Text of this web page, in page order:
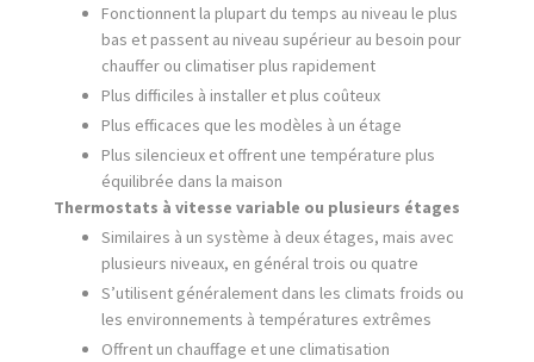
Fonctionnent la plupart du temps au niveau le plus
bas et passent au niveau supérieur au besoin pour
chauffer ou climatiser plus rapidement
Plus difficiles à installer et plus coûteux
Plus efficaces que les modèles à un étage
Plus silencieux et offrent une température plus
équilibrée dans la maison
Thermostats à vitesse variable ou plusieurs étages
Similaires à un système à deux étages, mais avec
plusieurs niveaux, en général trois ou quatre
S’utilisent généralement dans les climats froids ou
les environnements à températures extrêmes
Offrent un chauffage et une climatisation